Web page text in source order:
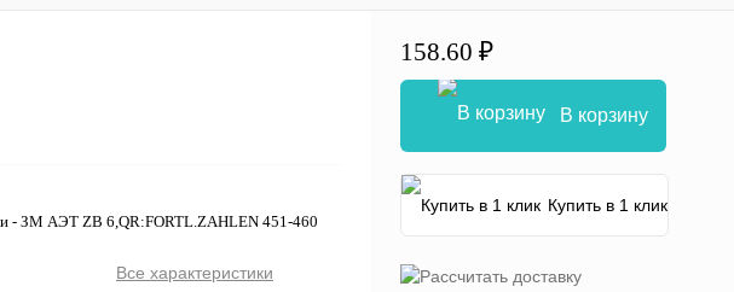
- ЗМ АЭТ ZB 6,QR:FORTL.ZAHLEN 451-460
Все характеристики
158.60 ₽
В корзину
Купить в 1 клик